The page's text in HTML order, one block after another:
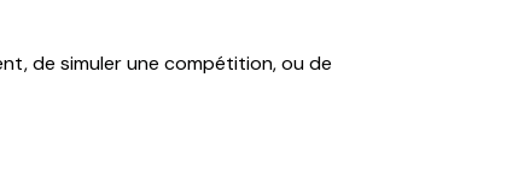
de simuler une compétition, ou de